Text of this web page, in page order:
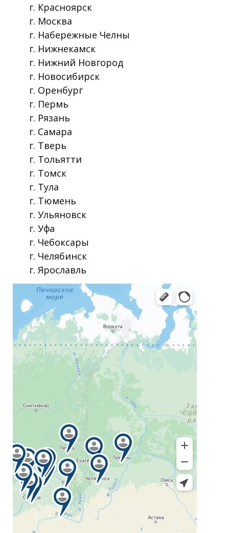
г. Красноярск
г. Москва
г. Набережные Челны
г. Нижнекамск
г. Нижний Новгород
г. Новосибирск
г. Оренбург
г. Пермь
г. Рязань
г. Самара
г. Тверь
г. Тольятти
г. Томск
г. Тула
г. Тюмень
г. Ульяновск
г. Уфа
г. Чебоксары
г. Челябинск
г. Ярославль